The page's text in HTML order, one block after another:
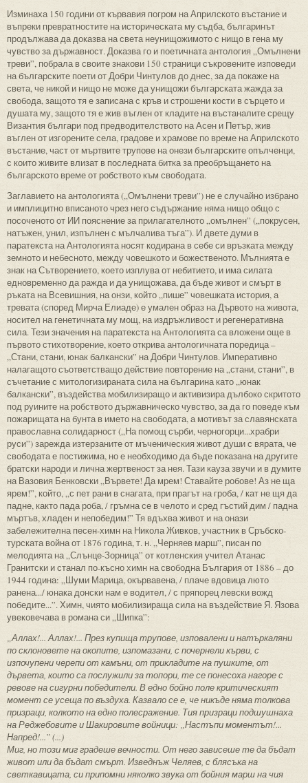
Изминаха 150 години от кървавия погром на Априлското въстание и
въпреки превратностите на историческата му съдба, българинът
продължава да доказва на света неунищожимото с нищо в гена му
чувство за държавност. Доказва го и поетичната антология „Омълнени
треви”, побрала в своите знакови 150 страници съкровените изповеди
на българските поети от Добри Чинтулов до днес, за да покаже на
света, че никой и нищо не може да унищожи българската жажда за
свобода, защото тя е записана с кръв и строшени кости в сърцето и
душата му, защото тя е жив въглен от кладите на въстаналите срещу
Византия българи под предводителството на Асен и Петър, жив
въглен от изгорените села, градове и храмове по време на Априлското
въстание, част от мъртвите трупове на онези българските опълченци,
с които живите влизат в последната битка за преобръщането на
българското време от робството към свободата.
Заглавието на антологията („Омълнени треви”) не е случайно избрано
и имплицитно вписаното чрез него съдържание няма нищо общо с
посоченото от ИИ пояснение за прилагателното „омълнен” („покрусен,
натъжен, унил, изпълнен с мълчалива тъга”). И двете думи в
паратекста на Антологията носят кодирана в себе си връзката между
земното и небесното, между човешкото и божественото. Мълнията е
знак на Сътворението, което изплува от небитието, и има силата
едновременно да ражда и да унищожава, да бъде живот и смърт в
ръката на Всевишния, на онзи, който „пише” човешката история, а
тревата (според Мирча Елиаде) е умален образ на Дървото на живота,
носител на генетичната му мощ, на издръжливост и регенеративна
сила. Тези значения на паратекста на Антологията са вложени още в
първото стихотворение, което открива антологичната поредица –
„Стани, стани, юнак балкански” на Добри Чинтулов. Императивно
налагащото съответстващо действие повторение на „стани, стани”, в
съчетание с митологизираната сила на българина като „юнак
балкански”, въздейства мобилизиращо и активизира дълбоко скритото
под руините на робството държавническо чувство, за да го поведе към
пожарищата на бунта в името на свободата, а мотивът за славянската
православна солидарност („На помощ сърби, черногорци...храбри
руси”) зарежда изтерзаните от мъченическия живот души с вярата, че
свободата е постижима, но е необходимо да бъде показана на другите
братски народи и лична жертвеност за нея. Тази кауза звучи и в думите
на Вазовия Бенковски „Вървете! Да мрем! Ставайте робове! Аз не ща
ярем!”, който, „с пет рани в снагата, при прагът на гроба, / кат не щя да
падне, както пада роба, / гръмна се в челото и сред гъстий дим / падна
мъртъв, хладен и непобедим!” Тя вдъхва живот и на онази
забележителна песен-химн на Никола Живков, участник в Сръбско-
турската война от 1876 година, т. н. „Черняев марш”, писан по
мелодията на „Слънце-Зорница” от котленския учител Атанас
Гранитски и станал по-късно химн на свободна България от 1886 – до
1944 година: „Шуми Марица, окървавена, / плаче вдовица люто
ранена.../ юнака донски нам е водител, / с пряпорец левски вожд
победите...”. Химн, чиято мобилизираща сила на въздействие Я. Язова
увековечава в романа си „Шипка”:
„Аллах!... Аллах!... През купища трупове, изповалени и натъркаляни
по склоновете на окопите, изпомазани, с почернели кърви, с
изпочупени черепи от камъни, от прикладите на пушките, от
дървета, които са послужили за топори, те се понесоха нагоре с
ревове на сигурни победители. В едно бойно поле критическият
момент се усеща по въздуха. Казвало се е, че никъде няма толкова
призраци, колкото на едно полесражение. Тия призраци подшушнаха
на Реджебовите и Шакировите войници: „Настъпи моментът!...
Напред!...” (...)
Миг, но този миг градеше вечности. От него зависеше те да бъдат
живот или да бъдат смърт. Изведнъж Челяев, с блясъка на
светкавицата, си припомни няколко звука от бойния марш на чия